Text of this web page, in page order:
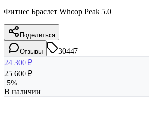
Фитнес Браслет Whoop Peak 5.0
Поделиться
Отзывы
30447
24 300 ₽
25 600 ₽
-5%
В наличии